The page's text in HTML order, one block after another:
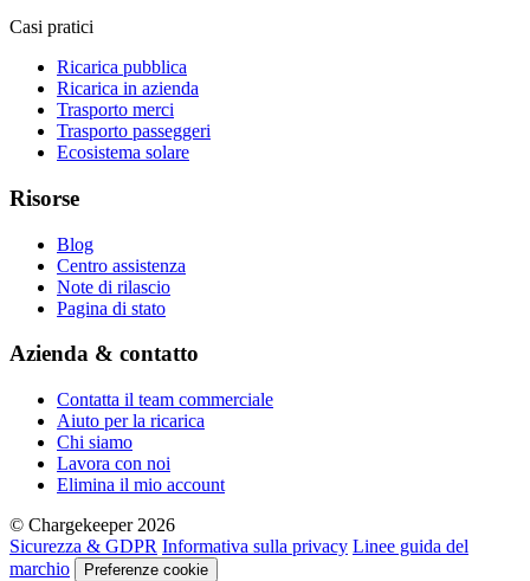
Casi pratici
Ricarica pubblica
Ricarica in azienda
Trasporto merci
Trasporto passeggeri
Ecosistema solare
Risorse
Blog
Centro assistenza
Note di rilascio
Pagina di stato
Azienda & contatto
Contatta il team commerciale
Aiuto per la ricarica
Chi siamo
Lavora con noi
Elimina il mio account
© Chargekeeper 2026
Sicurezza & GDPR Informativa sulla privacy Linee guida del
marchio
Preferenze cookie